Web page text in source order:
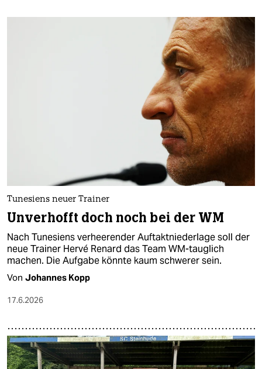
Tunesiens neuer Trainer
Unverhofft doch noch bei der WM
Nach Tunesiens verheerender Auftaktniederlage soll der
neue Trainer Hervé Renard das Team WM-tauglich
machen. Die Aufgabe könnte kaum schwerer sein.
Von Johannes Kopp
17.6.2026